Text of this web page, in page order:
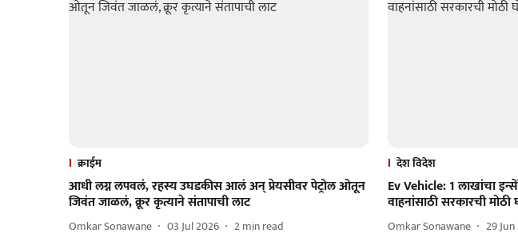
क्राईम
आधी लग्न लपवलं, रहस्य उघडकीस आलं अन् प्रेयसीवर पेट्रोल ओतून
जिवंत जाळलं, क्रूर कृत्याने संतापाची लाट
Omkar Sonawane 03 Jul 2026 2min read
देश विदेश
Ev Vehicle: 1 लाखांचा
वाहनांसाठी सरकारची मोठी
Omkar Sonawane 29